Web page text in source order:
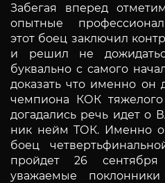
Забегая вперед
опытные
этот боец заключил
и решил не
буквально с самого
доказать что именно он
чемпиона КОК
догадались речь идет о
ник нейм ТОК. Именно
боец
пройдет 26
уважаемые поклонники